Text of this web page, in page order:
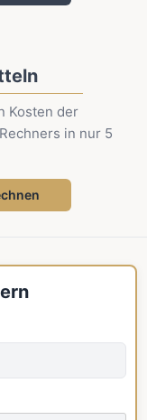
Kosten der
in nur 5